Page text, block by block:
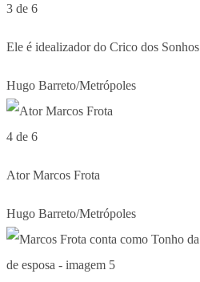
3 de 6
Ele é idealizador do Crico dos Sonhos
Hugo Barreto/Metrópoles
4 de 6
Ator Marcos Frota
Hugo Barreto/Metrópoles